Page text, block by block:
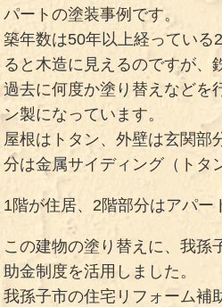
パートの塗装事例です。
築年数は50年以上経っている
ると木造に見えるのですが、
過去に何度か塗り替えなどを
ン製になっています。
屋根はトタン、外壁は玄関部
分は金属サイディング（トタ
1階が住居、2階部分はアパー
この建物の塗り替えに、我孫
助金制度を活用しました。
我孫子市の住宅リフォーム補